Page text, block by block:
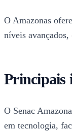
O Amazonas
níveis
Principais
O Senac
em tecnologia,